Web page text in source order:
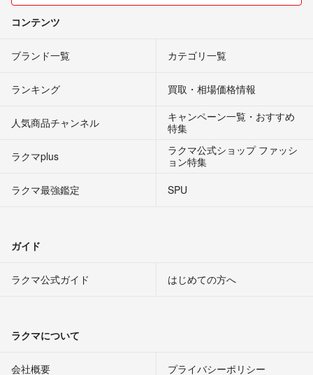
コンテンツ
ブランド一覧 カテゴリ一覧
ランキング 買取・相場価格情報
人気商品チャンネル
キャンペーン一覧・おすすめ
特集
ラクマplus
ラクマ公式ショップ ファッシ
ョン特集
ラクマ最強鑑定
SPU
ガイド
ラクマ公式ガイド はじめての方へ
ラクマについて
会社概要 プライバシーポリシー